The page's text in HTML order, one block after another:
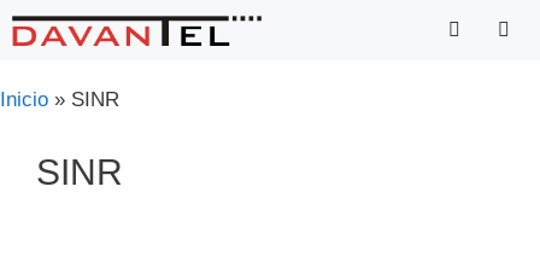
Saltar
para
conteúdo
Inicio » SINR
SINR